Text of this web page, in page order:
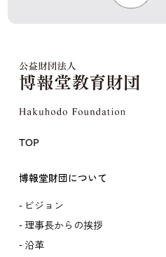
TOP
博報堂財団について
ビジョン
理事長からの挨拶
沿革